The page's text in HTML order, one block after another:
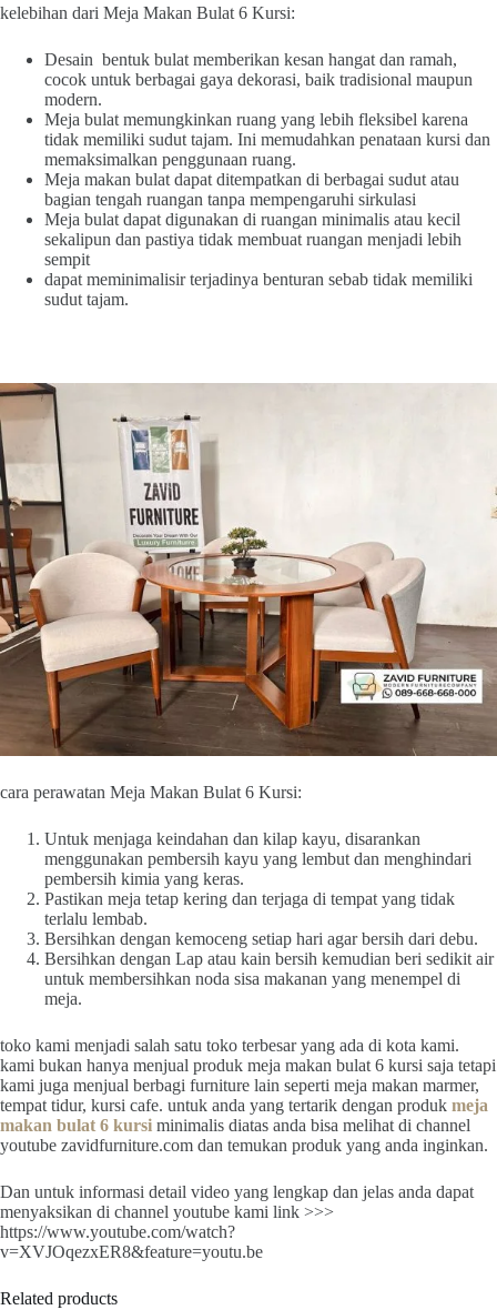
kelebihan dari Meja Makan Bulat 6 Kursi:
Desain bentuk bulat memberikan kesan hangat dan ramah,
cocok untuk berbagai gaya dekorasi, baik tradisional maupun
modern.
Meja bulat memungkinkan ruang yang lebih fleksibel karena
tidak memiliki sudut tajam. Ini memudahkan penataan kursi dan
memaksimalkan penggunaan ruang.
Meja makan bulat dapat ditempatkan di berbagai sudut atau
bagian tengah ruangan tanpa mempengaruhi sirkulasi
Meja bulat dapat digunakan di ruangan minimalis atau kecil
sekalipun dan pastiya tidak membuat ruangan menjadi lebih
sempit
dapat meminimalisir terjadinya benturan sebab tidak memiliki
sudut tajam.
cara perawatan Meja Makan Bulat 6 Kursi:
Untuk menjaga keindahan dan kilap kayu, disarankan
menggunakan pembersih kayu yang lembut dan menghindari
pembersih kimia yang keras.
Pastikan meja tetap kering dan terjaga di tempat yang tidak
terlalu lembab.
Bersihkan dengan kemoceng setiap hari agar bersih dari debu.
Bersihkan dengan Lap atau kain bersih kemudian beri sedikit air
untuk membersihkan noda sisa makanan yang menempel di
meja.
toko kami menjadi salah satu toko terbesar yang ada di kota kami.
kami bukan hanya menjual produk meja makan bulat 6 kursi saja tetapi
kami juga menjual berbagi furniture lain seperti meja makan marmer,
tempat tidur, kursi cafe. untuk anda yang tertarik dengan produk meja
makan bulat 6 kursi minimalis diatas anda bisa melihat di channel
youtube zavidfurniture.com dan temukan produk yang anda inginkan.
Dan untuk informasi detail video yang lengkap dan jelas anda dapat
menyaksikan di channel youtube kami link >>>
https://www.youtube.com/watch?
v=XVJOqezxER8&feature=youtu.be
Related products